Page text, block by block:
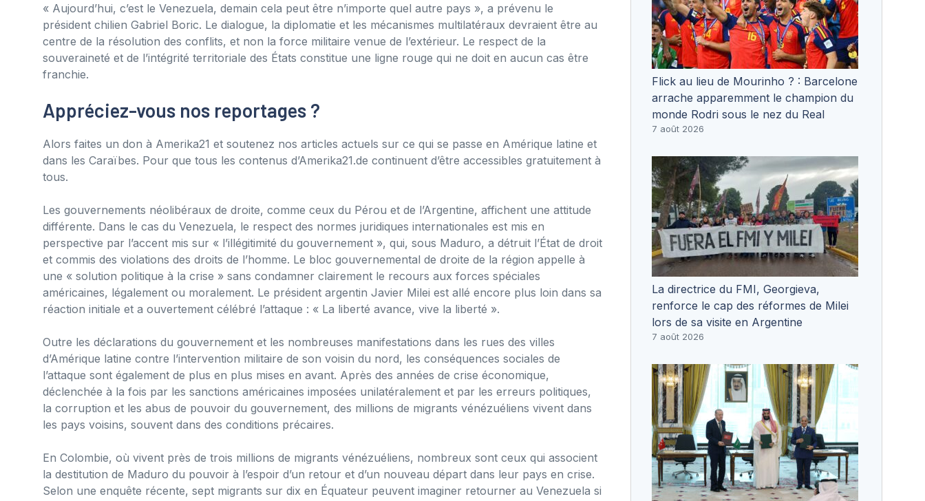
« Aujourd’hui, c’est le Venezuela, demain cela peut être n’importe quel autre pays », a prévenu le
président chilien Gabriel Boric. Le dialogue, la diplomatie et les mécanismes multilatéraux devraient être au
centre de la résolution des conflits, et non la force militaire venue de l’extérieur. Le respect de la
souveraineté et de l’intégrité territoriale des États constitue une ligne rouge qui ne doit en aucun cas être
franchie.
Appréciez-vous nos reportages ?
Alors faites un don à Amerika21 et soutenez nos articles actuels sur ce qui se passe en Amérique latine et
dans les Caraïbes. Pour que tous les contenus d’Amerika21.de continuent d’être accessibles gratuitement à
tous.
Les gouvernements néolibéraux de droite, comme ceux du Pérou et de l’Argentine, affichent une attitude
différente. Dans le cas du Venezuela, le respect des normes juridiques internationales est mis en
perspective par l’accent mis sur « l’illégitimité du gouvernement », qui, sous Maduro, a détruit l’État de droit
et commis des violations des droits de l’homme. Le bloc gouvernemental de droite de la région appelle à
une « solution politique à la crise » sans condamner clairement le recours aux forces spéciales
américaines, légalement ou moralement. Le président argentin Javier Milei est allé encore plus loin dans sa
réaction initiale et a ouvertement célébré l’attaque : « La liberté avance, vive la liberté ».
Outre les déclarations du gouvernement et les nombreuses manifestations dans les rues des villes
d’Amérique latine contre l’intervention militaire de son voisin du nord, les conséquences sociales de
l’attaque sont également de plus en plus mises en avant. Après des années de crise économique,
déclenchée à la fois par les sanctions américaines imposées unilatéralement et par les erreurs politiques,
la corruption et les abus de pouvoir du gouvernement, des millions de migrants vénézuéliens vivent dans
les pays voisins, souvent dans des conditions précaires.
En Colombie, où vivent près de trois millions de migrants vénézuéliens, nombreux sont ceux qui associent
la destitution de Maduro du pouvoir à l’espoir d’un retour et d’un nouveau départ dans leur pays en crise.
Selon une enquête récente, sept migrants sur dix en Équateur peuvent imaginer retourner au Venezuela si
Flick au lieu de Mourinho ? : Barcelone
arrache apparemment le champion du
monde Rodri sous le nez du Real
7 août 2026
La directrice du FMI, Georgieva,
renforce le cap des réformes de Milei
lors de sa visite en Argentine
7 août 2026